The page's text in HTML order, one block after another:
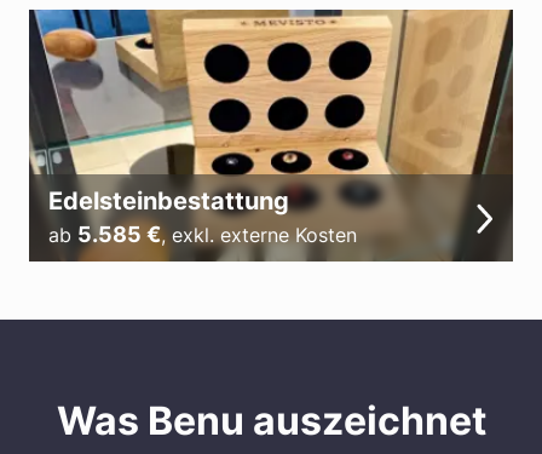
Edelsteinbestattung
ab 5.585 €, exkl. externe Kosten
Was Benu auszeichnet